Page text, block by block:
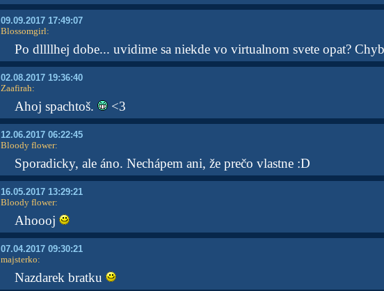
09.09.2017 17:49:07
Blossomgirl:
Po dllllhej dobe... uvidime sa niekde vo virtualnom svete opat?
02.08.2017 19:36:40
Zaafirah:
Ahoj spachtoš. <3
12.06.2017 06:22:45
Bloody flower:
Sporadicky, ale áno. Nechápem ani, že prečo vlastne :D
16.05.2017 13:29:21
Bloody flower:
Ahoooj
07.04.2017 09:30:21
majsterko:
Nazdarek bratku